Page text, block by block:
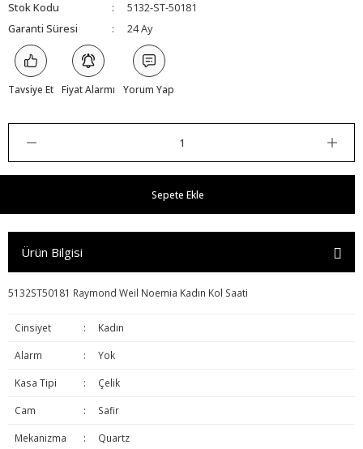
Stok Kodu
5132-ST-50181
Garanti Süresi
24 Ay
Tavsiye Et Fiyat Alarmı Yorum Yap
Sepete Ekle
Ürün Bilgisi
5132ST50181 Raymond Weil Noemia Kadın Kol Saati
Cinsiyet : Kadın
Alarm : Yok
Kasa Tipi : Çelik
Cam : Safir
Mekanizma : Quartz